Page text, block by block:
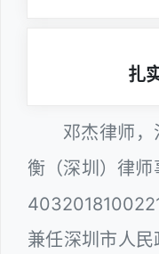
扎
邓杰律师
衡（深圳）律
兼任深圳市人